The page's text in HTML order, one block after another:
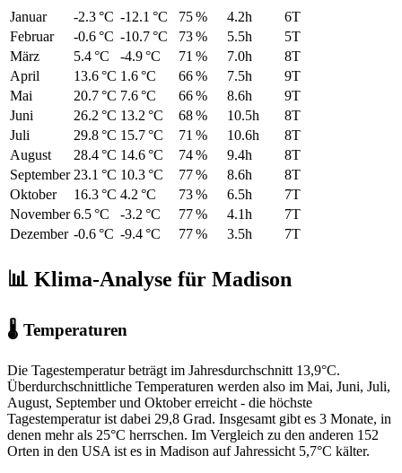
Januar
-2.3 °C -12.1 °C 75 % 4.2h
6T
Februar
-0.6 °C -10.7 °C 73 % 5.5h
5T
März
5.4 °C -4.9 °C 71 % 7.0h
8T
April
13.6 °C 1.6 °C 66 % 7.5h
9T
Mai
20.7 °C 7.6 °C 66 % 8.6h
9T
Juni
26.2 °C 13.2 °C 68 % 10.5h
8T
Juli
29.8 °C 15.7 °C 71 % 10.6h
8T
August
28.4 °C 14.6 °C 74 % 9.4h
8T
September 23.1 °C 10.3 °C 77 % 8.6h
8T
Oktober
16.3 °C 4.2 °C 73 % 6.5h
7T
November 6.5 °C -3.2 °C 77 % 4.1h
7T
Dezember -0.6 °C -9.4 °C 77 % 3.5h 7T
📊 Klima-Analyse für Madison
🌡 Temperaturen
Die Tagestemperatur beträgt im Jahresdurchschnitt 13,9°C.
Überdurchschnittliche Temperaturen werden also im Mai, Juni, Juli,
August, September und Oktober erreicht - die höchste
Tagestemperatur ist dabei 29,8 Grad. Insgesamt gibt es 3 Monate, in
denen mehr als 25°C herrschen. Im Vergleich zu den anderen 152
Orten in den USA ist es in Madison auf Jahressicht 5,7°C kälter.